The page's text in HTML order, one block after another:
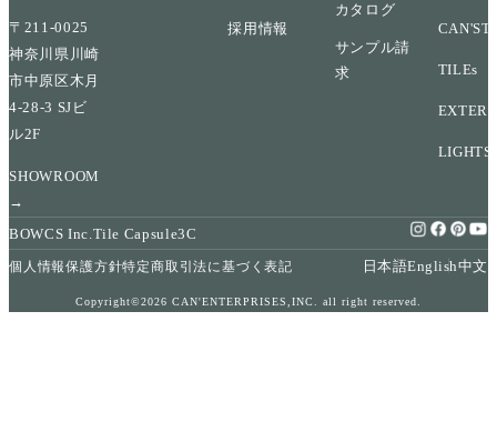
〒211-0025
神奈川県川崎
市中原区木月
4-28-3 SJビ
ル2F
SHOWROOM
→
採用情報
カタログ
サンプル請
求
TILEs
LIGHTS
BOWCS Inc.Tile Capsule3C
個人情報保護方針特定商取引法に基づく表記 日本語English中文
Copyright©2026 CAN'ENTERPRISES,INC. all right reserved.